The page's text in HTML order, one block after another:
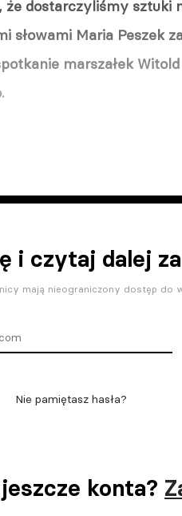
że dostarczyliśmy sztuki
słowami Maria Peszek
marszałek
i czytaj dalej
mają nieograniczony dostęp do
Nie pamiętasz hasła?
konta?